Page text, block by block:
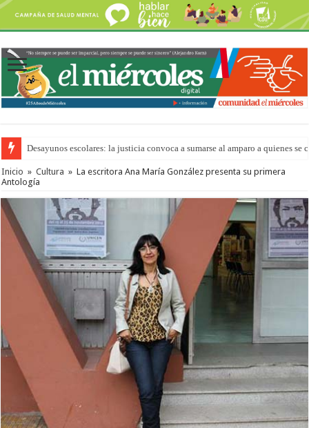
Desayunos escolares: la justicia convoca a sumarse al amparo a quienes se
“La Feria en tu Barrio” para agostocon sus días y horarios
Inicio » Cultura » La escritora Ana María González presenta su primera
Antología